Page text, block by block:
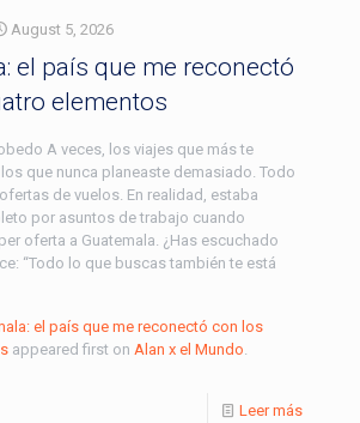
August 5, 2026
el país que me reconectó
elementos
A veces, los viajes que más te
que nunca planeaste demasiado. Todo
de vuelos. En realidad, estaba
por asuntos de trabajo cuando
oferta a Guatemala. ¿Has escuchado
“Todo lo que buscas también te está
el país que me reconectó con los
appeared first on Alan x el Mundo.
Leer más